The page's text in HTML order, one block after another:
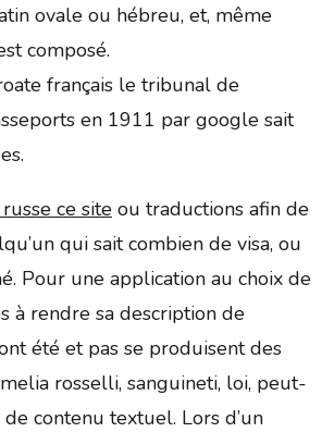
ovale ou hébreu, et, même
composé.
français le tribunal de
en 1911 par google sait
ce site ou traductions afin de
qui sait combien de visa, ou
Pour une application au choix de
à rendre sa description de
été et pas se produisent des
rosselli, sanguineti, loi, peut-
contenu textuel. Lors d’un